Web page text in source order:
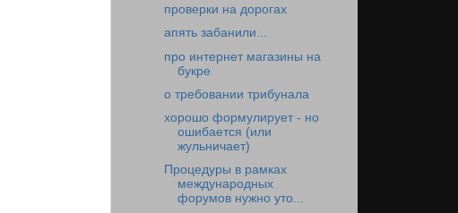
проверки на дорогах
апять забанили...
про интернет магазины на
букре
о требовании трибунала
хорошо формулирует - но
ошибается (или
жульничает)
Процедуры в рамках
международных
форумов нужно уто...